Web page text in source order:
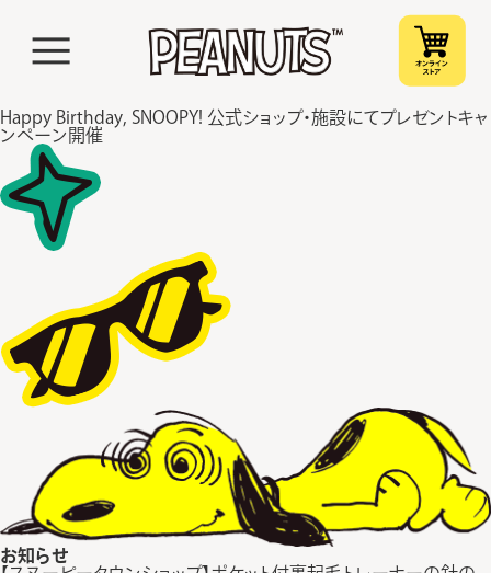
Happy Birthday, SNOOPY! 公式ショップ・施設にてプレゼントキャ
ンペーン開催
お知らせ